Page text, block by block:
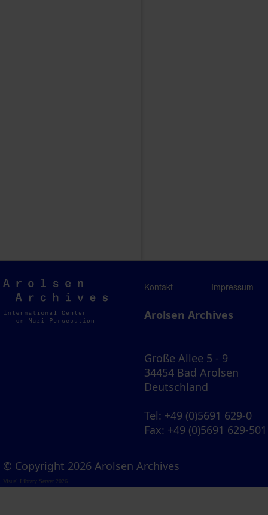
Arolsen
Archives
Kontakt Impressum
Arolsen Archives
Große Allee 5 - 9
34454 Bad Arolsen
Deutschland
Tel: +49 (0)5691 629-0
Fax: +49 (0)5691 629-501
© Copyright 2026 Arolsen Archives
Visual Library Server 2026